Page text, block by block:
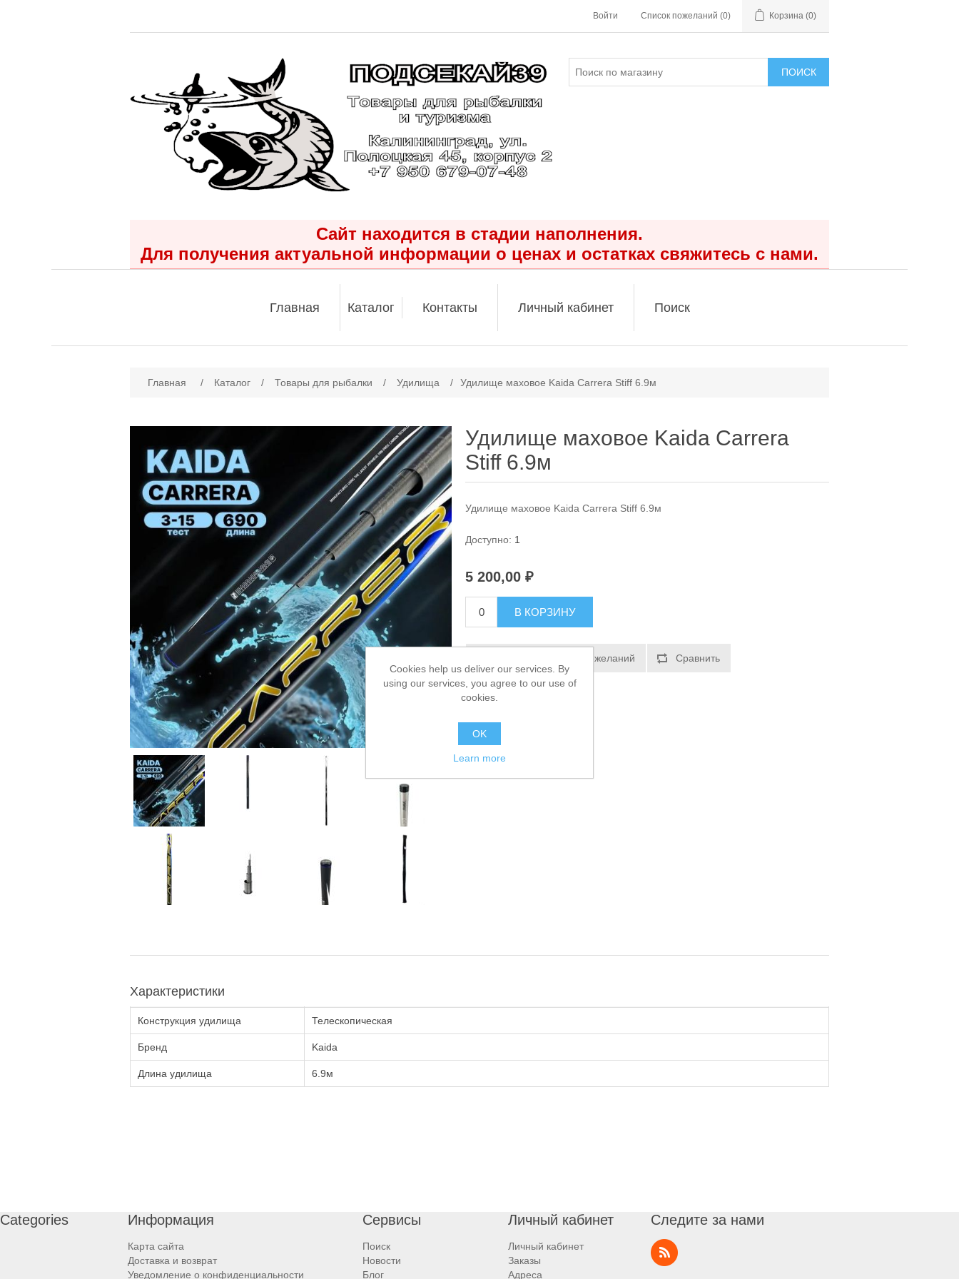
Войти Список пожеланий (0) Корзина (0)
ПОИСК
Сайт находится в стадии наполнения.
Для получения актуальной информации о ценах и остатках свяжитесь с нами.
Главная Каталог Контакты Личный кабинет Поиск
Главная / Каталог / Товары для рыбалки / Удилища / Удилище маховое Kaida Carrera Stiff 6.9м
Удилище маховое Kaida Carrera
Stiff 6.9м
Удилище маховое Kaida Carrera Stiff 6.9м
Доступно: 1
5 200,00 ₽
В КОРЗИНУ
Добавить в список пожеланий Сравнить
Сообщить другу
Характеристики
Конструкция удилища Телескопическая
Бренд Kaida
Длина удилища 6.9м
Categories Информация
Карта сайта
Доставка и возврат
Уведомление о конфиденциальности
Сервисы
Поиск
Новости
Блог
Личный кабинет
Личный кабинет
Заказы
Адреса
Следите за нами
Cookies help us deliver our services. By
using our services, you agree to our use of
cookies.
OK
Learn more